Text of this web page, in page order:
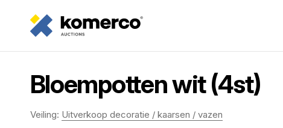
Bloempotten wit (4st)
Veiling: Uitverkoop decoratie / kaarsen / vazen